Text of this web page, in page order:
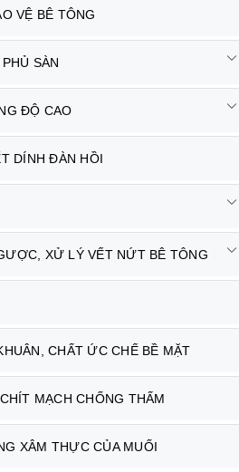
VỆ BÊ TÔNG
SÀN
ĐỘ CAO
DÍNH ĐÀN HỒI
XỬ LÝ VẾT NỨT BÊ TÔNG
CHẤT ỨC CHẾ BỀ MẶT
MẠCH CHỐNG THẤM
XÂM THỰC CỦA MUỐI